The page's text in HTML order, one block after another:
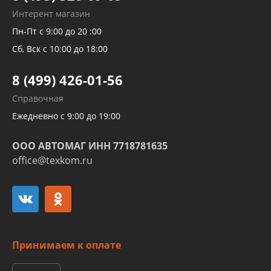
Рукавов гидроусилителей
Рукавов компрессоров и турбин
Трубок кондиционеров
Развертка пайка медных стальных
алюминиевых трубок и штуцеров
Интерент магазин
Пн-Пт с 9:00 до 20 :00
Сб, Вск с 10:00 до 18:00
8 (499) 426-01-56
Справочная
Ежедневно с 9:00 до 19:00
ООО АВТОМАГ ИНН 7718781635
office@texkom.ru
Принимаем к оплате